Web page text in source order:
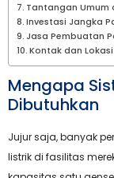
Tantangan Umum
Investasi Jangka
Jasa Pembuatan
Kontak dan
Mengapa
Dibutuhkan
Jujur saja, banyak
listrik di fasilitas